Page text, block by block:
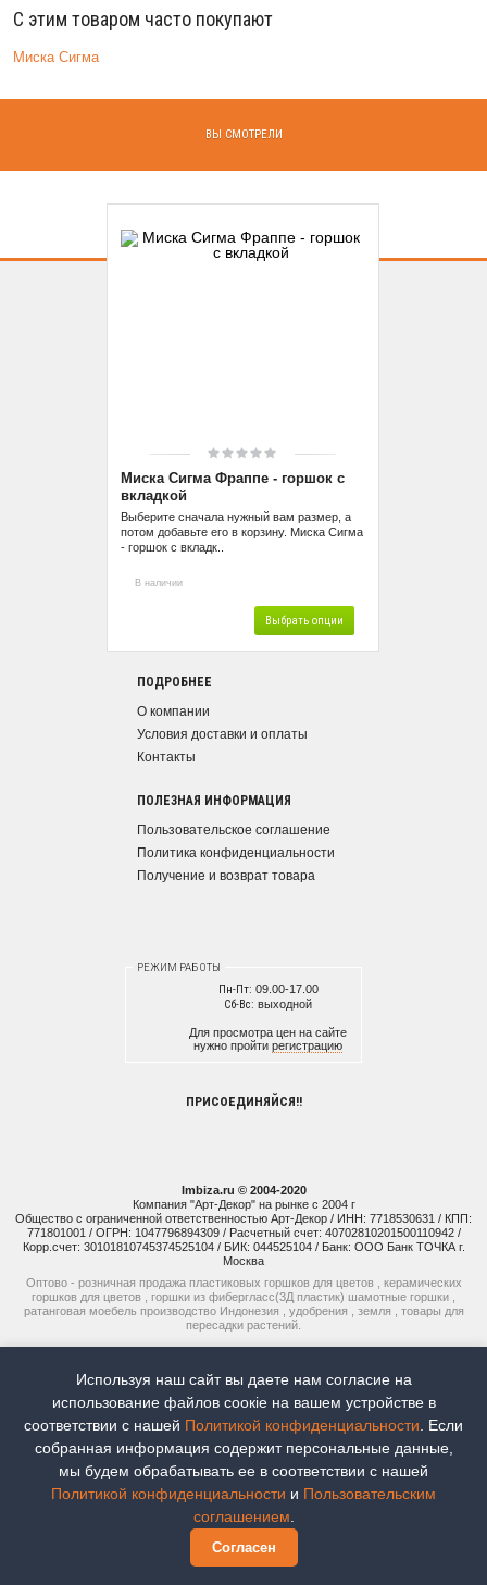
0
С этим товаром часто покупают
Миска Сигма
ВЫ СМОТРЕЛИ
Миска Сигма Фраппе - горшок с
вкладкой
Выберите сначала нужный вам размер, а
потом добавьте его в корзину. Миска Сигма
- горшок с вкладк..
В наличии
Выбрать опции
ПОДРОБНЕЕ
О компании
Условия доставки и оплаты
Контакты
ПОЛЕЗНАЯ ИНФОРМАЦИЯ
Пользовательское соглашение
Политика конфиденциальности
Получение и возврат товара
РЕЖИМ РАБОТЫ
Пн-Пт: 09.00-17.00
Сб-Вс: выходной
Для просмотра цен на сайте
нужно пройти регистрацию
ПРИСОЕДИНЯЙСЯ!!
Imbiza.ru © 2004-2020
Компания "Арт-Декор" на рынке с 2004 г
Общество с ограниченной ответственностью Арт-Декор / ИНН: 7718530631 / КПП:
771801001 / ОГРН: 1047796894309 / Расчетный счет: 40702810201500110942 /
Корр.счет: 30101810745374525104 / БИК: 044525104 / Банк: ООО Банк ТОЧКА г.
Москва
Оптово - розничная продажа пластиковых горшков для цветов , керамических
горшков для цветов , горшки из фибергласс(3Д пластик) шамотные горшки ,
ратанговая моебель производство Индонезия , удобрения , земля , товары для
пересадки растений.
+7 (925) 514-77-74
+7 (926) 941-15-51
Наш рейтинг:5
Всего отзывов:8
Для коммерческих предложений
Используя наш сайт вы даете нам согласие на
использование файлов соoкіе на вашем устройстве в
соответствии с нашей Политикой конфиденциальности . Если
собранная информация содержит персональные данные,
мы будем обрабатывать ее в соответствии с нашей
Политикой конфиденциальности и Пользовательским
соглашением
Согласен